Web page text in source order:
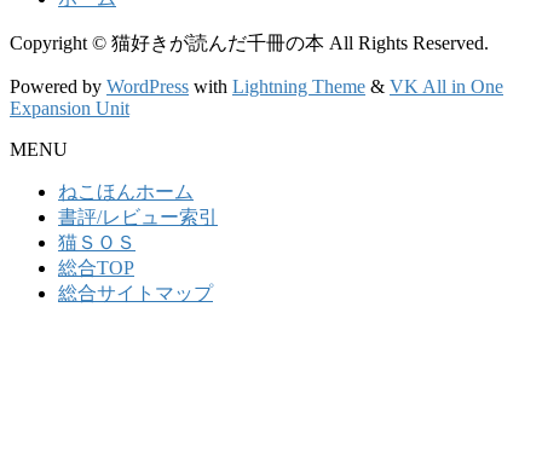
Copyright © 猫好きが読んだ千冊の本 All Rights Reserved.
Powered by WordPress with Lightning Theme & VK All in One
Expansion Unit
MENU
ねこほんホーム
書評/レビュー索引
猫ＳＯＳ
総合TOP
総合サイトマップ